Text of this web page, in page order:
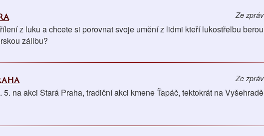
Ze zpráv
z luku a chcete si porovnat svoje umění z lidmi kteří lukostřelbu berou
zálibu?
Ze zpráv
5. na akci Stará Praha, tradiční akci kmene Ťapáč, tektokrát na Vyšehradě